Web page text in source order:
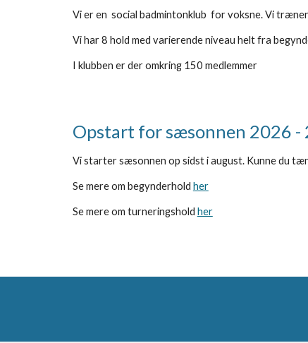
Vi er en social badmintonklub for voksne. Vi
Vi har 8 hold med varierende niveau helt fra
I klubben er der omkring 150 medlemmer
Opstart for sæsonnen 2026 -
Vi starter sæsonnen op sidst i august. Kunne du
Se mere om begynderhold her
Se mere om turneringshold her